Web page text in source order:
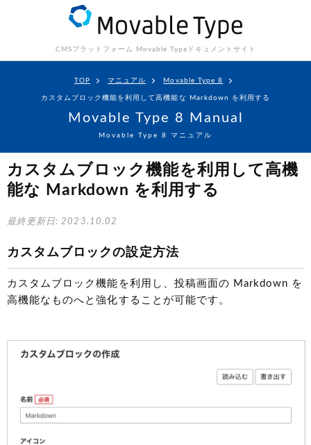
CMSプラットフォーム Movable Type ドキュメントサイト
TOP マニュアル Movable Type 8
カスタムブロック機能を利用して高機能な Markdown を利用する
Movable Type 8 Manual
Movable Type 8 マニュアル
カスタムブロック機能を利用して高機
能な Markdown を利用する
最終更新日: 2023.10.02
カスタムブロックの設定方法
カスタムブロック機能を利用し、投稿画面の Markdown を
高機能なものへと強化することが可能です。